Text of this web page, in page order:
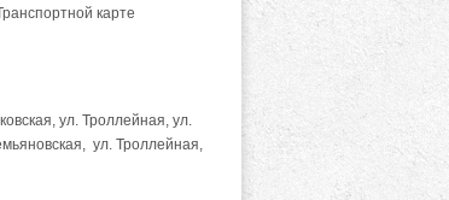
карте
ул. Троллейная, ул.
ул. Троллейная,